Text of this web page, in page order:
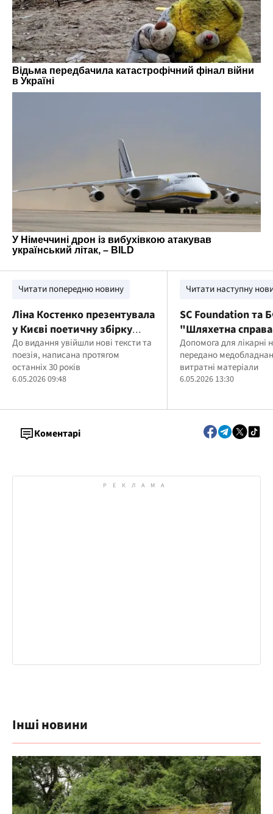
Читати попередню новину
Ліна Костенко презентувала
у Києві поетичну збірку
"Вітер з Марса"
До видання увійшли нові тексти та
поезія, написана протягом
останніх 30 років
6.05.2026 09:48
Читати наступну
SC Foundation та
"Шляхетна
передали
Бессарабській
багатопрофільній
Допомога для лікарні
передано
витратні матеріали
6.05.2026 13:30
Коментарі
Інші новини